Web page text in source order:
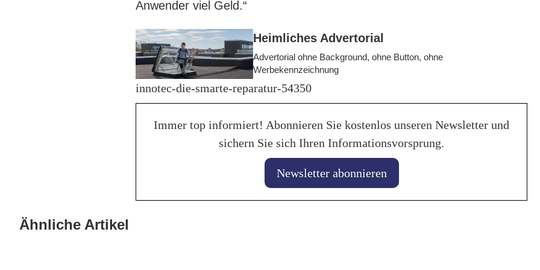
Anwender viel Geld.“
Heimliches Advertorial
Advertorial ohne Background, ohne Button, ohne
Werbekennzeichnung
innotec-die-smarte-reparatur-54350
Immer top informiert! Abonnieren Sie kostenlos unseren Newsletter und
sichern Sie sich Ihren Informationsvorsprung.
Newsletter abonnieren
Ähnliche Artikel
Traktionsbatterien verlängert
27. Januar 2026
BASF Coatings: